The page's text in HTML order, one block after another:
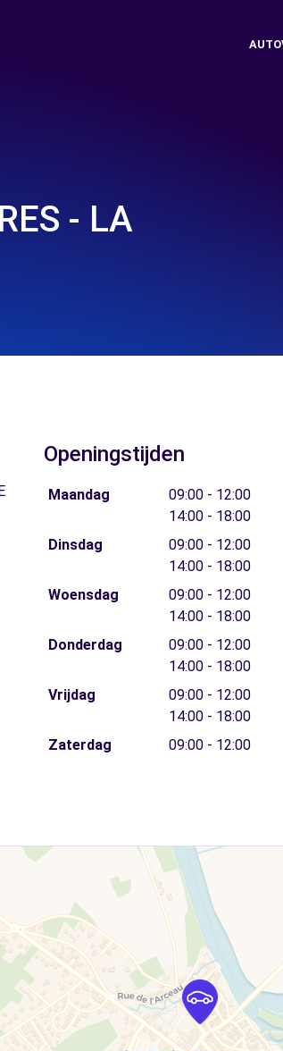
- LA
Openingstijden
Maandag
09:00 - 12:00
14:00 - 18:00
Dinsdag
09:00 - 12:00
14:00 - 18:00
Woensdag
09:00 - 12:00
14:00 - 18:00
Donderdag
09:00 - 12:00
14:00 - 18:00
Vrijdag
09:00 - 12:00
14:00 - 18:00
Zaterdag
09:00 - 12:00